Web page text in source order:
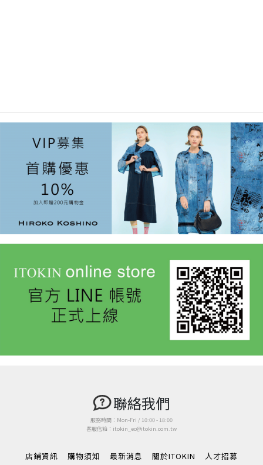
聯絡我們
服務時間：Mon-Fri / 10:00 - 18:00
客服信箱：itokin_ec@itokin.com.tw
店鋪資訊 購物須知 最新消息 關於ITOKIN 人才招募